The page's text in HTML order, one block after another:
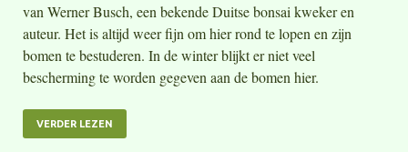
van Werner Busch, een bekende Duitse bonsai kweker en
auteur. Het is altijd weer fijn om hier rond te lopen en zijn
bomen te bestuderen. In de winter blijkt er niet veel
bescherming te worden gegeven aan de bomen hier.
VERDER LEZEN